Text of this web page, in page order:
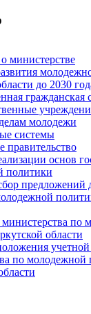
министерстве
до 2030
гражданская
молодежи
системы
правительство
основ
политики
предложений
по
области
по молодежной